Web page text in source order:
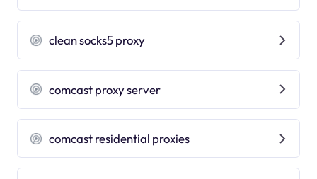
clean socks5 proxy
comcast proxy server
comcast residential proxies